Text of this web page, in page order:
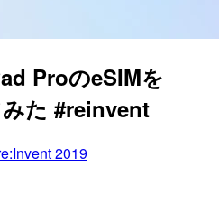
ProのeSIMを
た #reinvent
2019